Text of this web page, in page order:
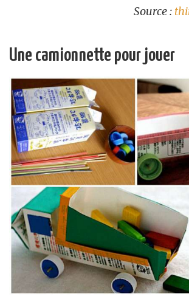
Source :
Une camionnette pour jouer